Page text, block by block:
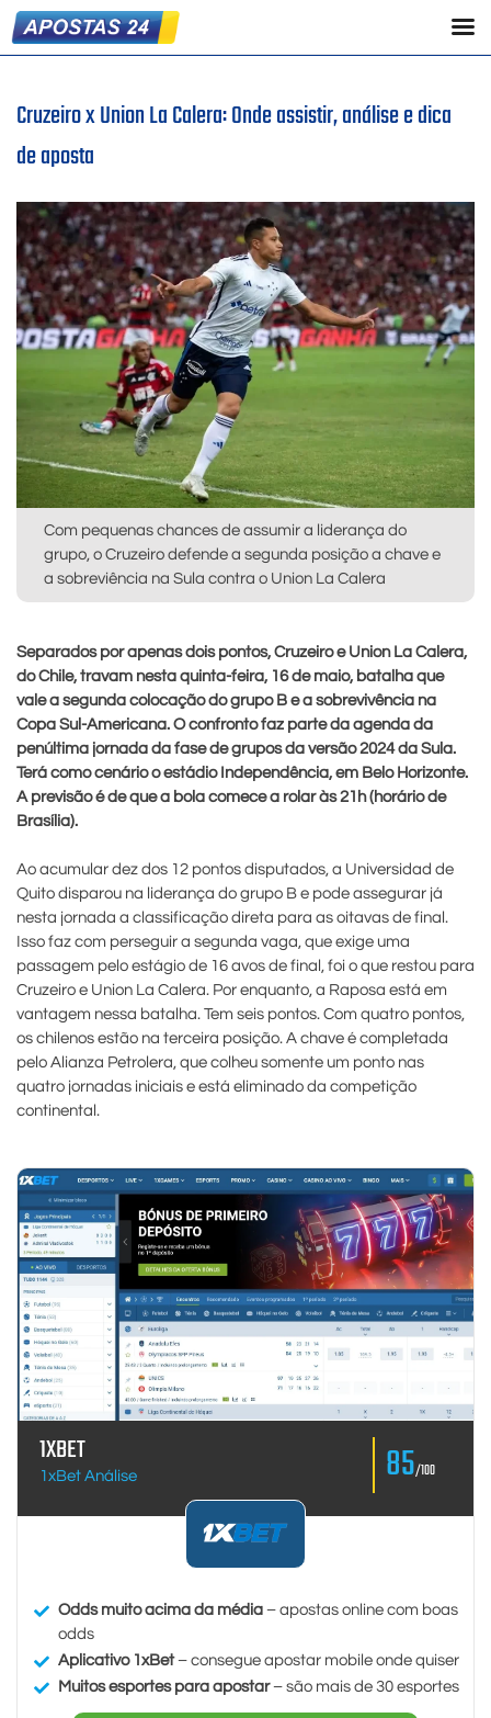
Cruzeiro x Union La Calera: Onde assistir, análise e dica
de aposta
Com pequenas chances de assumir a liderança do
grupo, o Cruzeiro defende a segunda posição a chave e
a sobreviência na Sula contra o Union La Calera
Separados por apenas dois pontos, Cruzeiro e Union La Calera,
do Chile, travam nesta quinta-feira, 16 de maio, batalha que
vale a segunda colocação do grupo B e a sobrevivência na
Copa Sul-Americana. O confronto faz parte da agenda da
penúltima jornada da fase de grupos da versão 2024 da Sula.
Terá como cenário o estádio Independência, em Belo Horizonte.
A previsão é de que a bola comece a rolar às 21h (horário de
Brasília).
Ao acumular dez dos 12 pontos disputados, a Universidad de
Quito disparou na liderança do grupo B e pode assegurar já
nesta jornada a classificação direta para as oitavas de final.
Isso faz com perseguir a segunda vaga, que exige uma
passagem pelo estágio de 16 avos de final, foi o que restou para
Cruzeiro e Union La Calera. Por enquanto, a Raposa está em
vantagem nessa batalha. Tem seis pontos. Com quatro pontos,
os chilenos estão na terceira posição. A chave é completada
pelo Alianza Petrolera, que colheu somente um ponto nas
quatro jornadas iniciais e está eliminado da competição
continental.
1XBET
1xBet Análise 85/100
Odds muito acima da média – apostas online com boas
odds
Aplicativo 1xBet– consegue apostar mobile onde quiser
Muitos esportes para apostar– são mais de 30 esportes